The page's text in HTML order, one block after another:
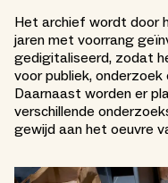
Het archief wordt door
jaren met voorrang
gedigitaliseerd, zodat
voor publiek, onderzoek
Daarnaast worden er
verschillende
gewijd aan het oeuvre